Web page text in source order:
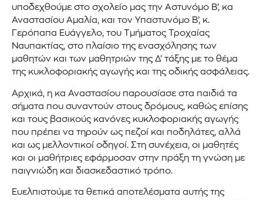
υποδεχθούμε στο σχολείο μας την Αστυνόμο Β’, κα
Αναστασίου Αμαλία, και τον Υπαστυνόμο Β’, κ.
Γερόπαπα Ευάγγελο, του Τμήματος Τροχαίας
Ναυπακτίας, στο πλαίσιο της ενασχόλησης των
μαθητών και των μαθητριών της Δ’ τάξης με το θέμα
της κυκλοφοριακής αγωγής και της οδικής ασφάλειας.
Αρχικά, η κα Αναστασίου παρουσίασε στα παιδιά τα
σήματα που συναντούν στους δρόμους, καθώς επίσης
και τους βασικούς κανόνες κυκλοφοριακής αγωγής
που πρέπει να τηρούν ως πεζοί και ποδηλάτες, αλλά
και ως μελλοντικοί οδηγοί. Στη συνέχεια, οι μαθητές
και οι μαθήτριες εφάρμοσαν στην πράξη τη γνώση με
παιγνιώδη και διασκεδαστικό τρόπο.
Ευελπιστούμε τα θετικά αποτελέσματα αυτής της